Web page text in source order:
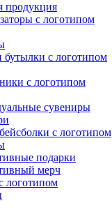
продукция
с логотипом
бутылки с логотипом
с логотипом
сувениры
с логотипом
подарки
мерч
логотипом